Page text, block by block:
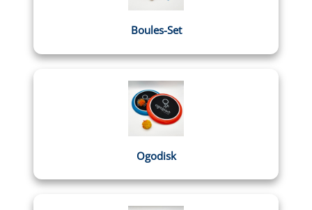
Boules-Set
Ogodisk